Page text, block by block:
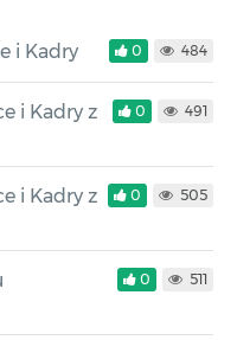
i Kadry 0 484
i Kadry z
0 491
i Kadry z
0 505
0 511